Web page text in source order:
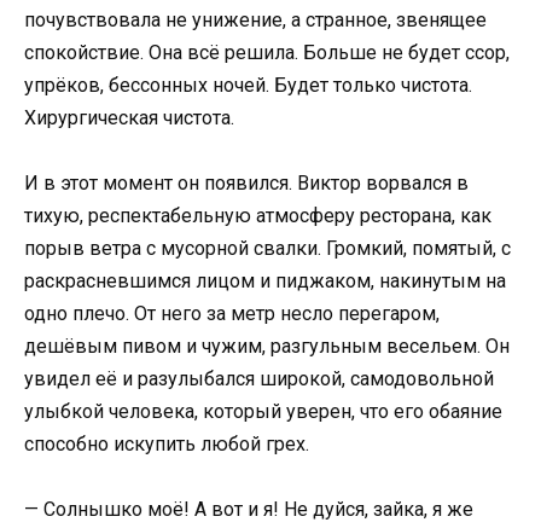
почувствовала не унижение, а странное, звенящее
спокойствие. Она всё решила. Больше не будет ссор,
упрёков, бессонных ночей. Будет только чистота.
Хирургическая чистота.
И в этот момент он появился. Виктор ворвался в
тихую, респектабельную атмосферу ресторана, как
порыв ветра с мусорной свалки. Громкий, помятый, с
раскрасневшимся лицом и пиджаком, накинутым на
одно плечо. От него за метр несло перегаром,
дешёвым пивом и чужим, разгульным весельем. Он
увидел её и разулыбался широкой, самодовольной
улыбкой человека, который уверен, что его обаяние
способно искупить любой грех.
— Солнышко моё! А вот и я! Не дуйся, зайка, я же